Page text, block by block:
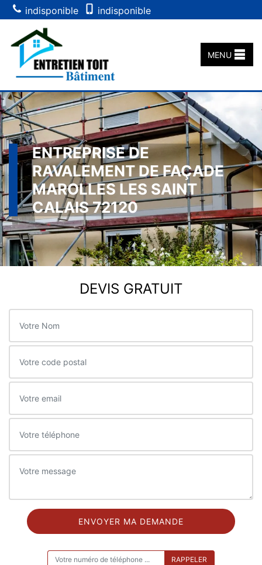
indisponible indisponible
MENU
ENTREPRISE DE
RAVALEMENT DE FAÇADE
MAROLLES LES SAINT
CALAIS 72120
DEVIS GRATUIT